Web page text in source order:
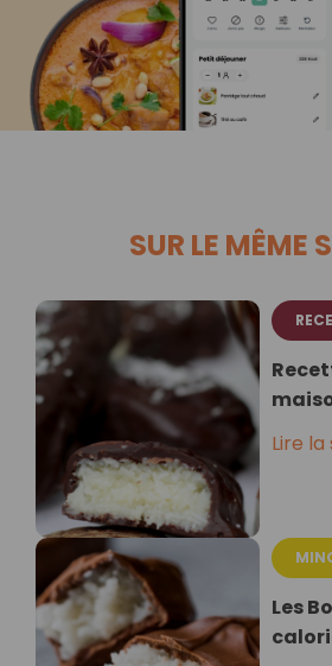
SUR LE MÊME
Lire la
Les